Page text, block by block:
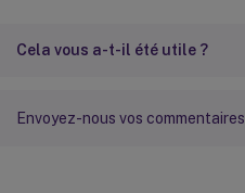
Cela vous a-t-il été utile ?
Envoyez-nous vos commentaires